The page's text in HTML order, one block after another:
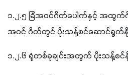
၁.၂.၅ ခြံအဝင်ဂိတ်ပေါက်နှင့် အထွက်ဂိ
အဝင် ဂိတ်တွင် ပိုးသန့်စင်ဆောင်ရွက်နို
၁.၂.၆ ရုံတစ်ခုချင်းအတွက် ပိုးသန့်စင်